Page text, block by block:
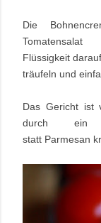
Die
Flüssigkeit
träufeln und
Das Gericht ist
durch ein
statt Parmesan